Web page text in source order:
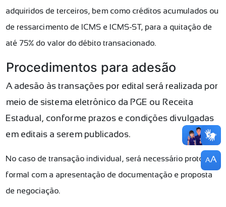
AA
adquiridos de terceiros, bem como créditos acumulados ou
de ressarcimento de ICMS e ICMS-ST, para a quitação de
até 75% do valor do débito transacionado.
Procedimentos para adesão
A adesão às transações por edital será realizada por
meio de sistema eletrônico da PGE ou Receita
Estadual, conforme prazos e condições divulgadas
em editais a serem publicados.
No caso de transação individual, será necessário protocolo
formal com a apresentação de documentação e proposta
de negociação.